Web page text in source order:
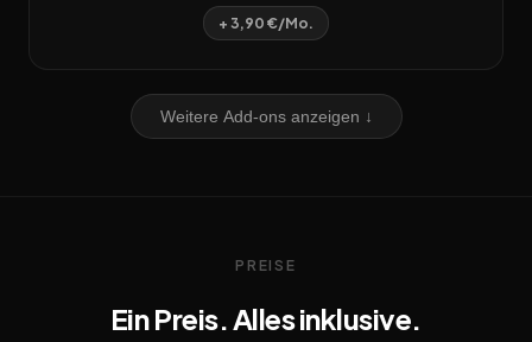
+ 3,90 €/Mo.
Weitere Add-ons anzeigen ↓
PREISE
Ein Preis. Alles inklusive.